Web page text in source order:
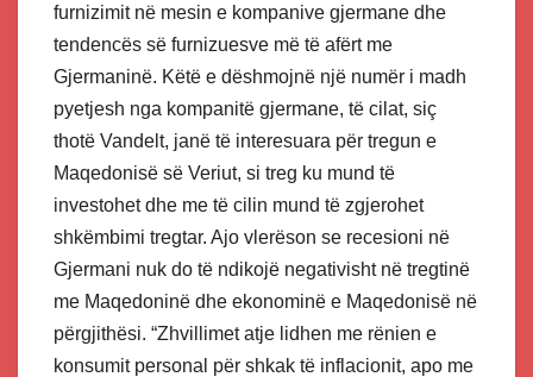
furnizimit në mesin e kompanive gjermane dhe
tendencës së furnizuesve më të afërt me
Gjermaninë. Këtë e dëshmojnë një numër i madh
pyetjesh nga kompanitë gjermane, të cilat, siç
thotë Vandelt, janë të interesuara për tregun e
Maqedonisë së Veriut, si treg ku mund të
investohet dhe me të cilin mund të zgjerohet
shkëmbimi tregtar. Ajo vlerëson se recesioni në
Gjermani nuk do të ndikojë negativisht në tregtinë
me Maqedoninë dhe ekonominë e Maqedonisë në
përgjithësi. “Zhvillimet atje lidhen me rënien e
konsumit personal për shkak të inflacionit, apo me